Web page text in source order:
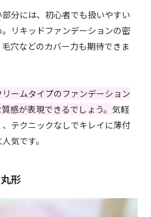
分には、初心者でも扱いやすい
リキッドファンデーションの密
穴などのカバー力も期待できま
ームタイプのファンデーション
感が表現できるでしょう。気軽
テクニックなしでキレイに薄付
気です。
形